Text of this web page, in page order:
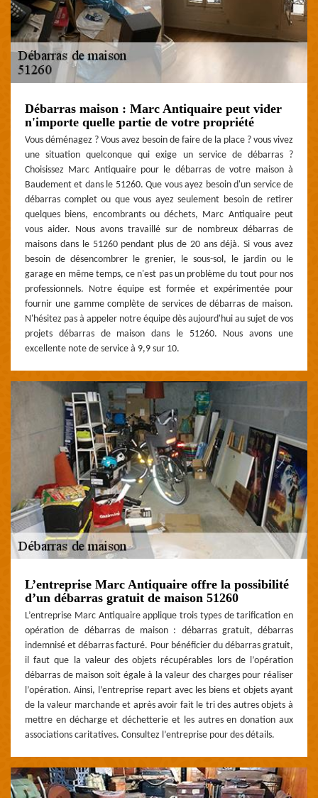
Débarras maison : Marc Antiquaire peut vider
n'importe quelle partie de votre propriété
Vous déménagez ? Vous avez besoin de faire de la place ? vous vivez
une situation quelconque qui exige un service de débarras ?
Choisissez Marc Antiquaire pour le débarras de votre maison à
Baudement et dans le 51260. Que vous ayez besoin d'un service de
débarras complet ou que vous ayez seulement besoin de retirer
quelques biens, encombrants ou déchets, Marc Antiquaire peut
vous aider. Nous avons travaillé sur de nombreux débarras de
maisons dans le 51260 pendant plus de 20 ans déjà. Si vous avez
besoin de désencombrer le grenier, le sous-sol, le jardin ou le
garage en même temps, ce n'est pas un problème du tout pour nos
professionnels. Notre équipe est formée et expérimentée pour
fournir une gamme complète de services de débarras de maison.
N'hésitez pas à appeler notre équipe dès aujourd'hui au sujet de vos
projets débarras de maison dans le 51260. Nous avons une
excellente note de service à 9,9 sur 10.
L’entreprise Marc Antiquaire offre la possibilité
d’un débarras gratuit de maison 51260
L’entreprise Marc Antiquaire applique trois types de tarification en
opération de débarras de maison : débarras gratuit, débarras
indemnisé et débarras facturé. Pour bénéficier du débarras gratuit,
il faut que la valeur des objets récupérables lors de l’opération
débarras de maison soit égale à la valeur des charges pour réaliser
l’opération. Ainsi, l’entreprise repart avec les biens et objets ayant
de la valeur marchande et après avoir fait le tri des autres objets à
mettre en décharge et déchetterie et les autres en donation aux
associations caritatives. Consultez l’entreprise pour des détails.